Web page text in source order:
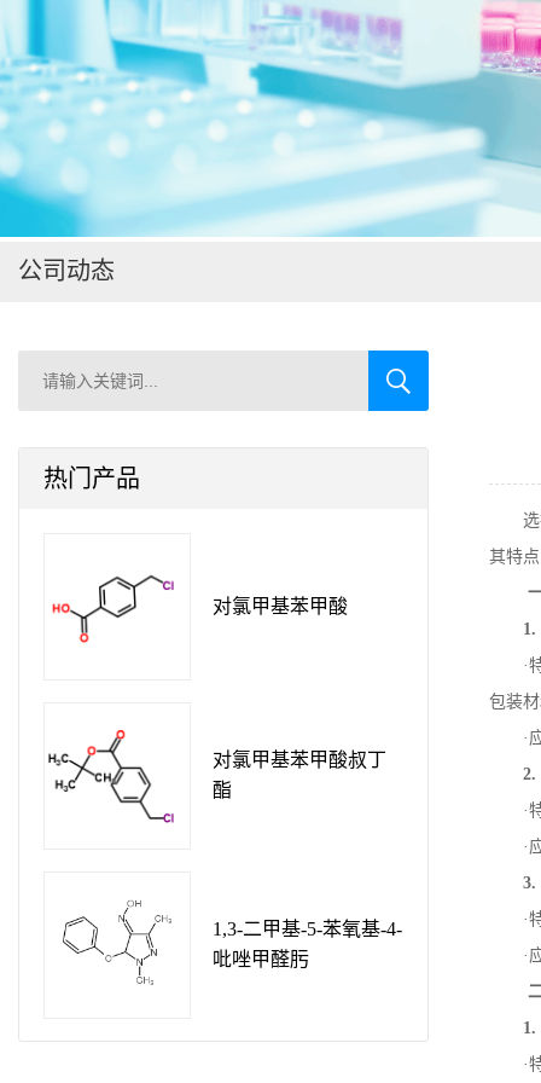
公司动态
热门产品
对氯甲基苯甲酸
对氯甲基苯甲酸叔丁
酯
1,3-二甲基-5-苯氧基-4-
吡唑甲醛肟
其特
1.
·
包装
·
2.
·
·
3.
·
·
1.
·